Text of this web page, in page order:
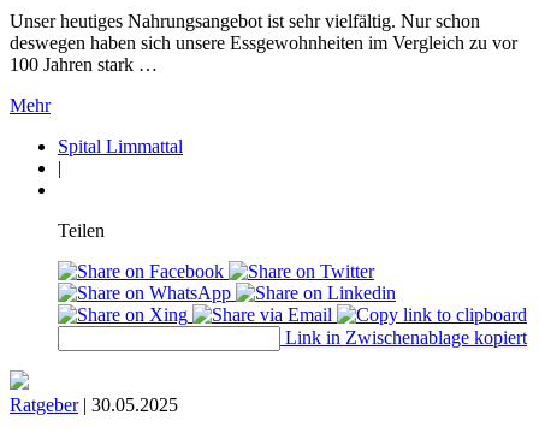
Unser heutiges Nahrungsangebot ist sehr vielfältig. Nur schon
deswegen haben sich unsere Essgewohnheiten im Vergleich zu vor
100 Jahren stark …
Mehr
Spital Limmattal
|
Teilen
Link in Zwischenablage kopiert
Ratgeber | 30.05.2025